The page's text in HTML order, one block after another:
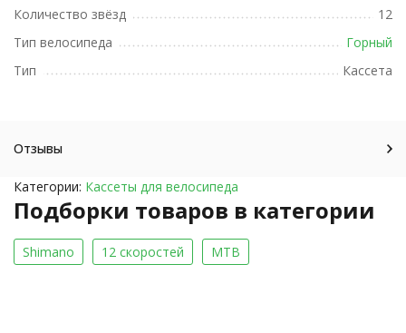
Количество звёзд
12
Тип велосипеда
Горный
Тип
Кассета
Отзывы
Категории: Кассеты для велосипеда
Подборки товаров в категории
Shimano 12 скоростей MTB